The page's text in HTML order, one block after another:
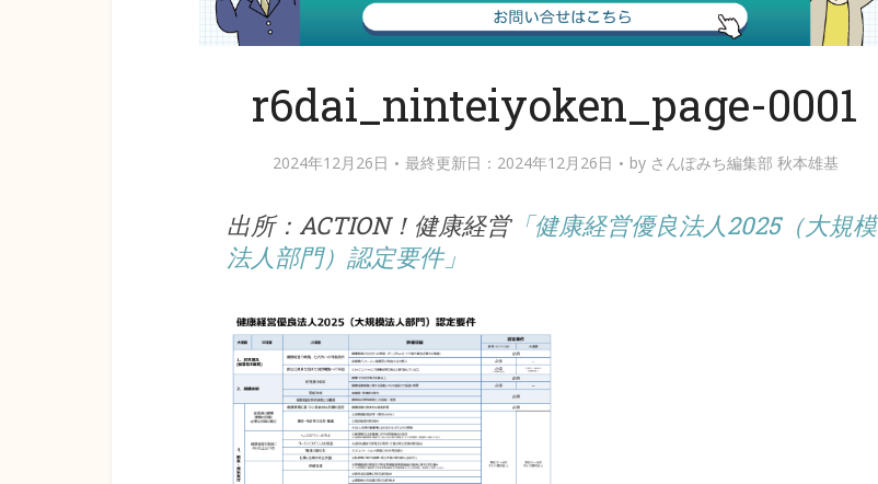
r6dai_ninteiyoken_page-0001
2024年12月26日 最終更新日：2024年12月26日 by さんぽみち編集部 秋本雄基
出所：ACTION！健康経営「健康経営優良法人2025（大規模
法人部門）認定要件」